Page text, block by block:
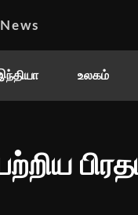
News
உலகம்